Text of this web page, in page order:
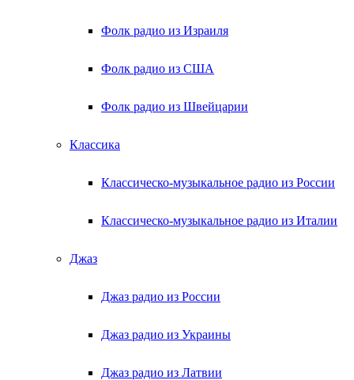
Фолк радио из Израиля
Фолк радио из США
Фолк радио из Швейцарии
Классика
Классическо-музыкальное радио из России
Классическо-музыкальное радио из Италии
Джаз
Джаз радио из России
Джаз радио из Украины
Джаз радио из Латвии